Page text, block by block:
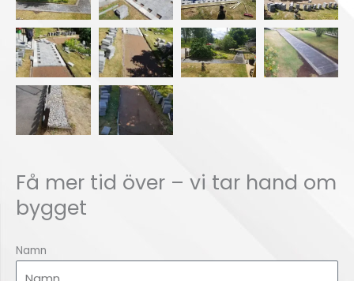
Få mer tid över – vi tar hand om
bygget
Namn